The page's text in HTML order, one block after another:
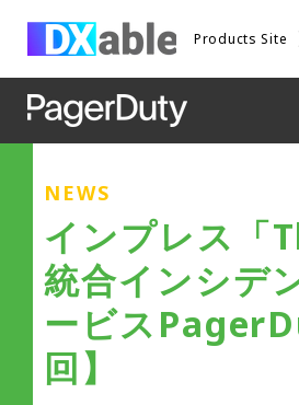
Products Site
NEWS
インプレス「
統合インシデ
ービス
回】